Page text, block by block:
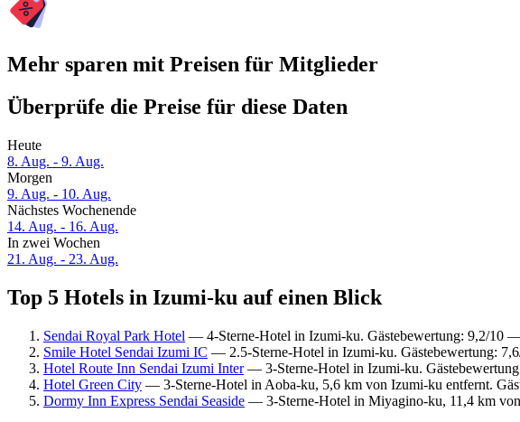
Mehr sparen mit Preisen für Mitglieder
Überprüfe die Preise für diese Daten
Heute
8. Aug. - 9. Aug.
Morgen
9. Aug. - 10. Aug.
Nächstes Wochenende
14. Aug. - 16. Aug.
In zwei Wochen
21. Aug. - 23. Aug.
Top 5 Hotels in Izumi-ku auf einen Blick
Sendai Royal Park Hotel — 4-Sterne-Hotel in Izumi-ku. Gästebewertung: 9,2/10
Smile Hotel Sendai Izumi IC — 2.5-Sterne-Hotel in Izumi-ku. Gästebewertung:
Hotel Route Inn Sendai Izumi Inter— 3-Sterne-Hotel in Izumi-ku.
Hotel Green City — 3-Sterne-Hotel in Aoba-ku, 5,6 km von Izumi-ku entfernt.
Dormy Inn Express Sendai Seaside — 3-Sterne-Hotel in Miyagino-ku, 11,4 km